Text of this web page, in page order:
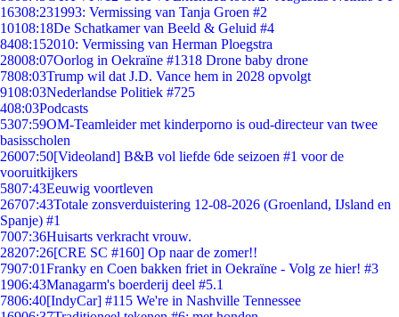
16308:231993: Vermissing van Tanja Groen #2
10108:18De Schatkamer van Beeld & Geluid #4
8408:152010: Vermissing van Herman Ploegstra
28008:07Oorlog in Oekraïne #1318 Drone baby drone
7808:03Trump wil dat J.D. Vance hem in 2028 opvolgt
9108:03Nederlandse Politiek #725
408:03Podcasts
5307:59OM-Teamleider met kinderporno is oud-directeur van twee
basisscholen
26007:50[Videoland] B&B vol liefde 6de seizoen #1 voor de
vooruitkijkers
5807:43Eeuwig voortleven
26707:43Totale zonsverduistering 12-08-2026 (Groenland, IJsland en
Spanje) #1
7007:36Huisarts verkracht vrouw.
28207:26[CRE SC #160] Op naar de zomer!!
7907:01Franky en Coen bakken friet in Oekraïne - Volg ze hier! #3
1906:43Managarm's boerderij deel #5.1
7806:40[IndyCar] #115 We're in Nashville Tennessee